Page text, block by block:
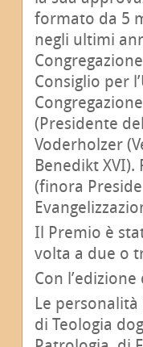
formato da 5
negli ultimi
Consiglio per
(Presidente
Voderholzer
Benedikt XVI).
(finora
Il Premio è
volta a due o
Con
Le
di Teologia